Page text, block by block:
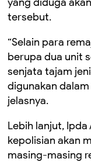
tersebut.
“Selain para
berupa dua unit
senjata tajam
digunakan
jelasnya.
Lebih lanjut,
kepolisian akan
masing-masing